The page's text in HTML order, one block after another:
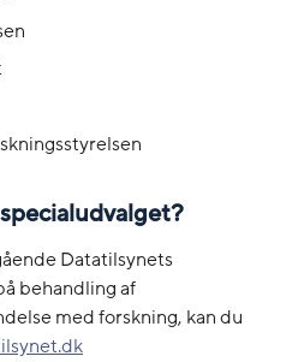
Datatilsynets
behandling af
med forskning, kan du